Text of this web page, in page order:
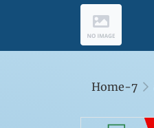
Home-7